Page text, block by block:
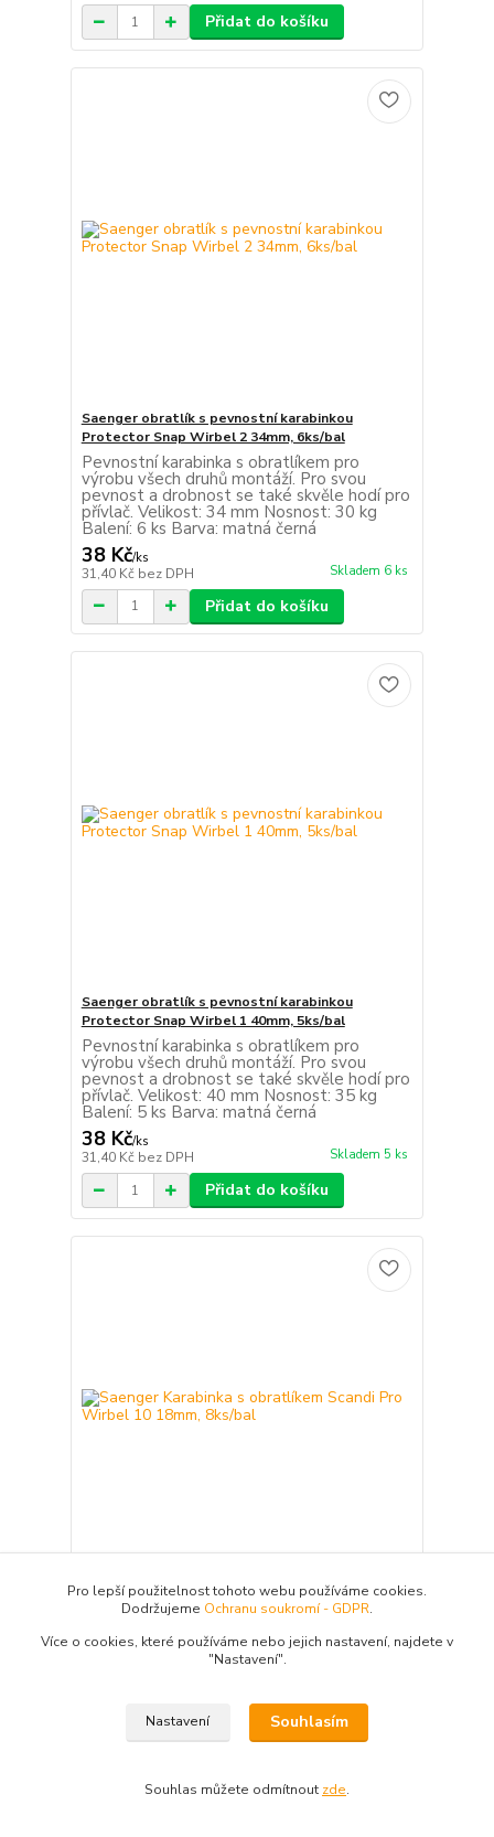
Přidat do košíku
Saenger obratlík s pevnostní karabinkou
Protector Snap Wirbel 2 34mm, 6ks/bal
Pevnostní karabinka s obratlíkem pro
výrobu všech druhů montáží. Pro svou
pevnost a drobnost se také skvěle hodí pro
přívlač. Velikost: 34 mm Nosnost: 30 kg
Balení: 6 ks Barva: matná černá
38 Kč/ks
31,40 Kč bez DPH Skladem 6 ks
Přidat do košíku
Saenger obratlík s pevnostní karabinkou
Protector Snap Wirbel 1 40mm, 5ks/bal
Pevnostní karabinka s obratlíkem pro
výrobu všech druhů montáží. Pro svou
pevnost a drobnost se také skvěle hodí pro
přívlač. Velikost: 40 mm Nosnost: 35 kg
Balení: 5 ks Barva: matná černá
38 Kč/ks
31,40 Kč bez DPH Skladem 5 ks
Přidat do košíku
Saenger Karabinka s obratlíkem Scandi Pro
Wirbel 10 18mm, 8ks/bal
Obratlík s karabinkou pro rychlou výměnu
nástrah. Velmi pevná karabinka, u které
nehrozí otevření během souboje ani při
ks
31,40 Kčbez DPH Skladem 5 ks
Pro lepší použitelnost tohoto webu používáme cookies.
Dodržujeme Ochranu soukromí - GDPR.
Více o cookies, které používáme nebo jejich nastavení, najdete v
"Nastavení".
Nastavení Souhlasím
Souhlas můžete odmítnout zde.